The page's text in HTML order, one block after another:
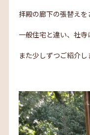
拝殿の廊下の張替えを
一般住宅と違い、社寺
また少しずつご紹介し